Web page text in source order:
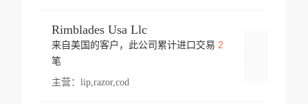
Rimblades Usa Llc
来自美国的客户，此公司累计进口交易 2
笔
主营： lip,razor,cod